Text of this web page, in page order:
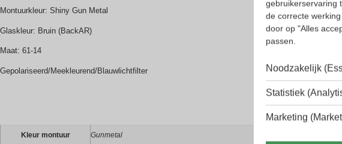
Montuurkleur: Shiny Gun Metal
Glaskleur: Bruin (BackAR)
Maat: 61-14
Gepolariseerd/Meekleurend/Blauwlichtfilter
Kleur montuur Gunmetal
gebruikerservaring
de correcte
door op "Alles
passen.
Noodzakelijk
Statistiek
Marketing